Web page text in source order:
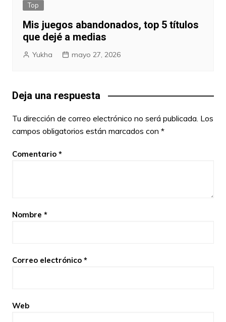
Top
Mis juegos abandonados, top 5 títulos
que dejé a medias
Yukha mayo 27, 2026
Deja una respuesta
Tu dirección de correo electrónico no será publicada. Los
campos obligatorios están marcados con *
Comentario *
Nombre *
Correo electrónico *
Web